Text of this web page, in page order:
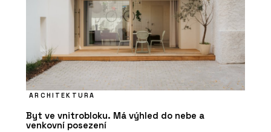
ARCHITEKTURA
Byt ve vnitrobloku. Má výhled do nebe a
venkovní posezení